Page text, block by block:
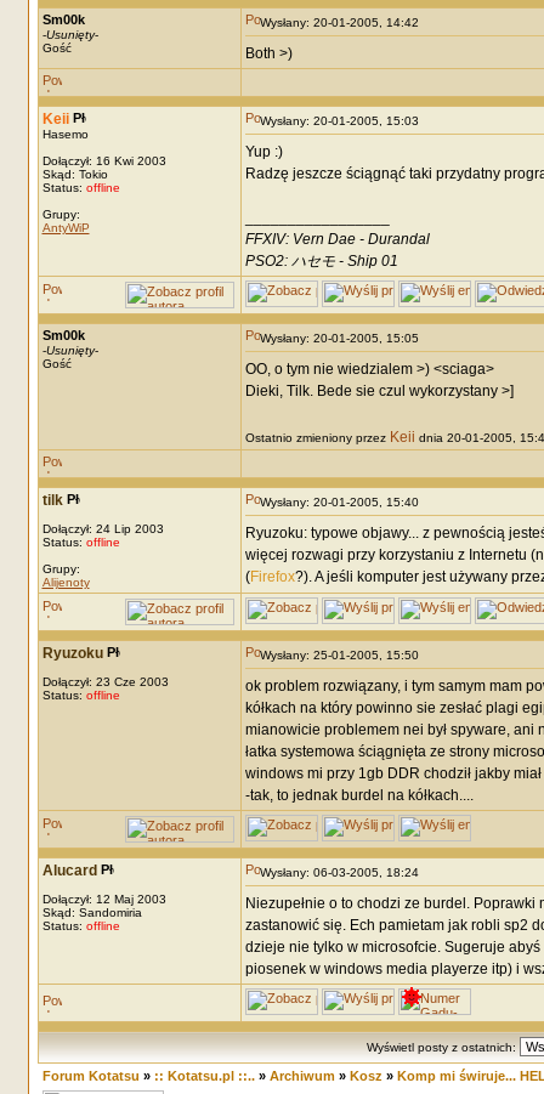
Sm00k
-Usunięty-
Gość
Wysłany: 20-01-2005, 14:42
Both >)
Keii
Hasemo
Dołączył: 16 Kwi 2003
Skąd: Tokio
Status: offline
Grupy:
AntyWiP
Wysłany: 20-01-2005, 15:03
Yup :)
Radzę jeszcze ściągnąć taki przydatny
FFXIV: Vern Dae - Durandal
PSO2: ハセモ - Ship 01
Sm00k
-Usunięty-
Gość
Wysłany: 20-01-2005, 15:05
OO, o tym nie wiedzialem >) <sciaga>
Dieki, Tilk. Bede sie czul wykorzystany >]
Ostatnio zmieniony przez Keii dnia 20-01-2005,
tilk
Dołączył: 24 Lip 2003
Status: offline
Grupy:
Alijenoty
Wysłany: 20-01-2005, 15:40
Ryuzoku: typowe objawy... z pewnością
więcej rozwagi przy korzystaniu z Internetu
(Firefox?). A jeśli komputer jest używany
Ryuzoku
Dołączył: 23 Cze 2003
Status: offline
Wysłany: 25-01-2005, 15:50
ok problem rozwiązany, i tym samym mam
kółkach na który powinno sie zesłać plagi
mianowicie problemem nei był spyware, ani
łatka systemowa ściągnięta ze strony
windows mi przy 1gb DDR chodził jakby
-tak, to jednak burdel na kółkach....
Alucard
Dołączył: 12 Maj 2003
Skąd: Sandomiria
Status: offline
Wysłany: 06-03-2005, 18:24
Niezupełnie o to chodzi ze burdel.
zastanowić się. Ech pamietam jak robli sp2
dzieje nie tylko w microsofcie. Sugeruje
piosenek w windows media playerze itp) i
Wyświetl posty z ostatnich:
Forum Kotatsu » :: Kotatsu.pl ::..» Archiwum» Kosz » Komp mi świruje...